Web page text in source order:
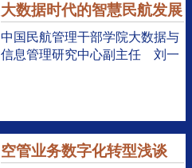
大数据时代的智慧民航发展
中国民航管理干部学院大数据与
信息管理研究中心副主任 刘一
空管业务数字化转型浅谈